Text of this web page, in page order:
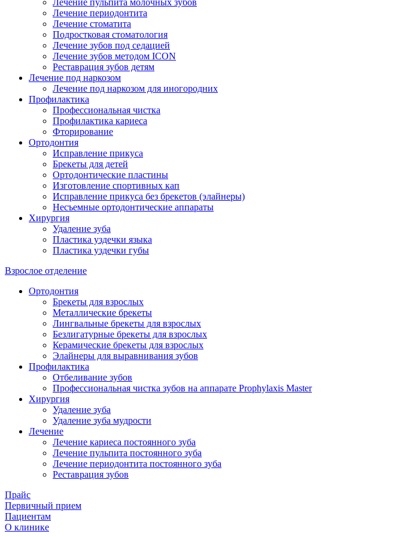
Лечение пульпита молочных зубов
Лечение периодонтита
Лечение стоматита
Подростковая стоматология
Лечение зубов под седацией
Лечение зубов методом ICON
Реставрация зубов детям
Лечение под наркозом
Лечение под наркозом для иногородних
Профилактика
Профессиональная чистка
Профилактика кариеса
Фторирование
Ортодонтия
Исправление прикуса
Брекеты для детей
Ортодонтические пластины
Изготовление спортивных кап
Исправление прикуса без брекетов (элайнеры)
Несъемные ортодонтические аппараты
Хирургия
Удаление зуба
Пластика уздечки языка
Пластика уздечки губы
Взрослое отделение
Ортодонтия
Брекеты для взрослых
Металлические брекеты
Лингвальные брекеты для взрослых
Безлигатурные брекеты для взрослых
Керамические брекеты для взрослых
Элайнеры для выравнивания зубов
Профилактика
Отбеливание зубов
Профессиональная чистка зубов на аппарате Prophylaxis Master
Хирургия
Удаление зуба
Удаление зуба мудрости
Лечение
Лечение кариеса постоянного зуба
Лечение пульпита постоянного зуба
Лечение периодонтита постоянного зуба
Реставрация зубов
Прайс
Первичный прием
Пациентам
О клинике